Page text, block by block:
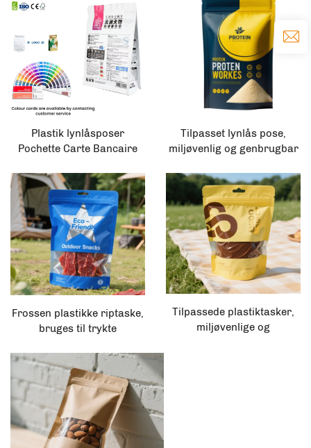
Plastik lynlåsposer
Pochette Carte Bancaire
Mylar små flade
nedbrydelige
detailhandelsposer
skræddersyede
plastikhænder
Tilpasset lynlås pose,
miljøvenlig og genbrugbar
mademballagepose,
pulveremballage
Frossen plastikke riptaske,
bruges til trykte
skaldyr, frosset
mad/kylling/frugt/grønt
emballage
Tilpassede plastiktasker,
miljøvenlige og